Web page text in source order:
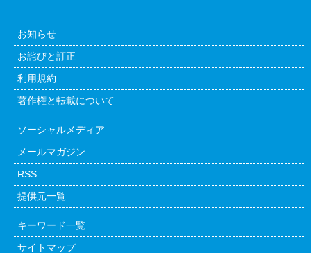
お知らせ
お詫びと訂正
利用規約
著作権と転載について
ソーシャルメディア
メールマガジン
RSS
提供元一覧
キーワード一覧
サイトマップ